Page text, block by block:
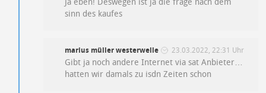
sinn des kaufes
marius müller westerwelle 23.03.2022, 22:31 Uhr
Gibt ja noch andere Internet via sat Anbieter…
hatten wir damals zu isdn Zeiten schon